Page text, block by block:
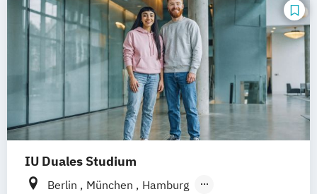
IU Duales Studium
Berlin München
Hamburg